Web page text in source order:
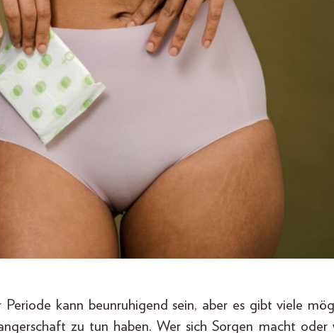
Periode kann beunruhigend sein, aber es gibt viele
zu tun haben. Wer sich Sorgen macht oder